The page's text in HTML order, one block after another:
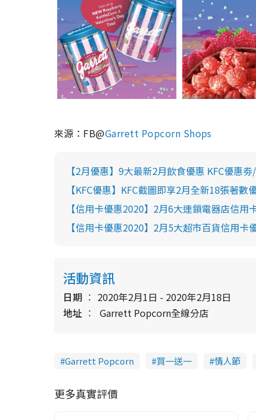
來源：FB@Garrett Popcorn Shops
【2月優惠】9大最新2月飲食優惠 KFC優惠
【KFC優惠】KFC截圖即享2月全新18張著數
【信用卡優惠2020】2月6大連鎖電器店信
【信用卡優惠2020】2月5大超市百貨信用
活動資訊
日期
2020年2月1日 - 2020年2月18日
地址
Garrett Popcorn全線分店
Garrett Popcorn 買一送一 情人節
更多真實評價